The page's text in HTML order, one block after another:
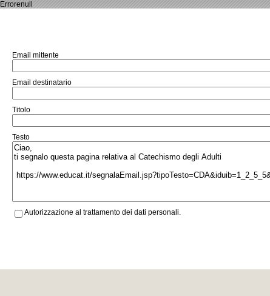
Errorenull
Email mittente
Email destinatario
Titolo
Testo
Autorizzazione al trattamento dei dati personali.